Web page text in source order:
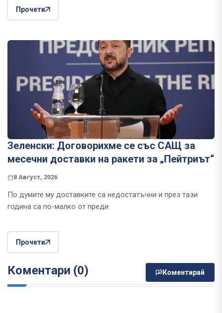
Прочети
Зеленски: Договорихме се със САЩ за
месечни доставки на ракети за „Пейтриът“
8 Август, 2026
По думите му доставките са недостатъчни и през тази
година са по-малко от преди
Прочети
Коментари (0) Коментирай